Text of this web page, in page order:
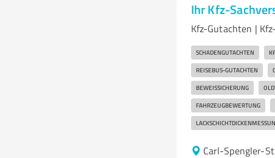
Ihr Kfz-
Kfz-Gutachten |
SCHADENGUTACHTEN
REISEBUS-GUTACHTEN
BEWEISSICHERUNG
FAHRZEUGBEWERTUNG
Carl-Spengler-